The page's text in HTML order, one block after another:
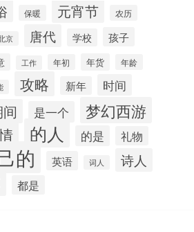
保暖 元宵节 农历
京 唐代 学校 孩子
工作 年初 年货 年龄
攻略 新年 时间
是一个 梦幻西游
的人 的是 礼物
的 英语 词人 诗人
都是